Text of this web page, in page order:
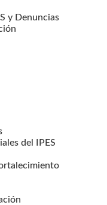
y Denuncias
del IPES